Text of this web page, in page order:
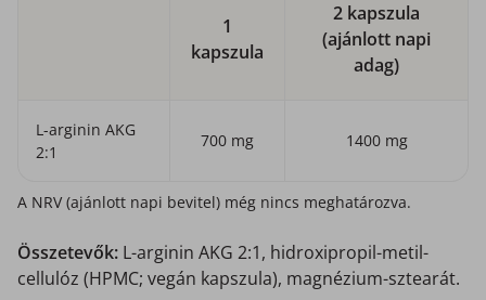
1
kapszula
2 kapszula
(ajánlott napi
adag)
L-arginin AKG
2:1
700 mg 1400 mg
A NRV (ajánlott napi bevitel) még nincs meghatározva.
Összetevők: L-arginin AKG 2:1, hidroxipropil-metil-
cellulóz (HPMC; vegán kapszula), magnézium-sztearát.